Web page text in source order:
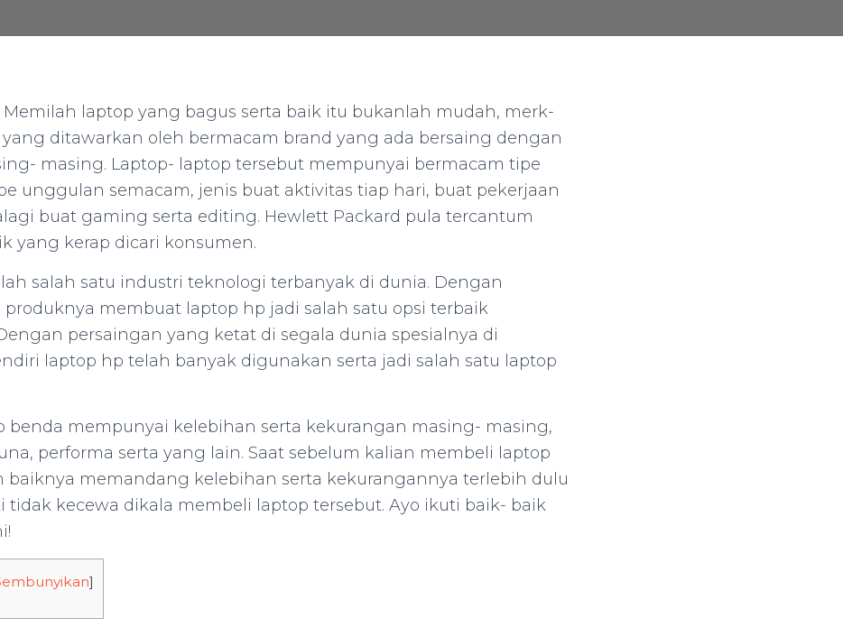
Memilah laptop yang bagus serta baik itu bukanlah mudah, merk-
ditawarkan oleh bermacam brand yang ada bersaing dengan
masing. Laptop- laptop tersebut mempunyai bermacam tipe
unggulan semacam, jenis buat aktivitas tiap hari, buat pekerjaan
buat gaming serta editing. Hewlett Packard pula tercantum
yang kerap dicari konsumen.
salah satu industri teknologi terbanyak di dunia. Dengan
membuat laptop hp jadi salah satu opsi terbaik
persaingan yang ketat di segala dunia spesialnya di
laptop hp telah banyak digunakan serta jadi salah satu laptop
benda mempunyai kelebihan serta kekurangan masing- masing,
performa serta yang lain. Saat sebelum kalian membeli laptop
baiknya memandang kelebihan serta kekurangannya terlebih dulu
tidak kecewa dikala membeli laptop tersebut. Ayo ikuti baik- baik
]